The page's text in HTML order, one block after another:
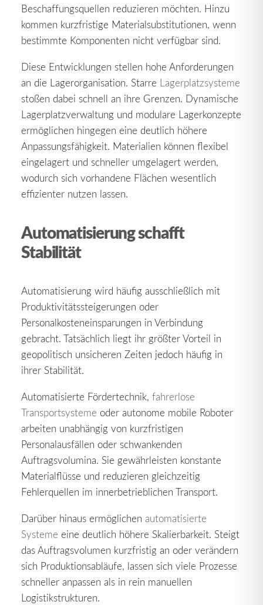
Beschaffungsquellen reduzieren möchten. Hinzu
kommen kurzfristige Materialsubstitutionen, wenn
bestimmte Komponenten nicht verfügbar sind.
Diese Entwicklungen stellen hohe Anforderungen
an die Lagerorganisation. Starre Lagerplatzsysteme
stoßen dabei schnell an ihre Grenzen. Dynamische
Lagerplatzverwaltung und modulare Lagerkonzepte
ermöglichen hingegen eine deutlich höhere
Anpassungsfähigkeit. Materialien können flexibel
eingelagert und schneller umgelagert werden,
wodurch sich vorhandene Flächen wesentlich
effizienter nutzen lassen.
Automatisierung schafft
Stabilität
Automatisierung wird häufig ausschließlich mit
Produktivitätssteigerungen oder
Personalkosteneinsparungen in Verbindung
gebracht. Tatsächlich liegt ihr größter Vorteil in
geopolitisch unsicheren Zeiten jedoch häufig in
ihrer Stabilität.
Automatisierte Fördertechnik, fahrerlose
Transportsysteme oder autonome mobile Roboter
arbeiten unabhängig von kurzfristigen
Personalausfällen oder schwankenden
Auftragsvolumina. Sie gewährleisten konstante
Materialflüsse und reduzieren gleichzeitig
Fehlerquellen im innerbetrieblichen Transport.
Darüber hinaus ermöglichen automatisierte
Systeme eine deutlich höhere Skalierbarkeit. Steigt
das Auftragsvolumen kurzfristig an oder verändern
sich Produktionsabläufe, lassen sich viele Prozesse
schneller anpassen als in rein manuellen
Logistikstrukturen.